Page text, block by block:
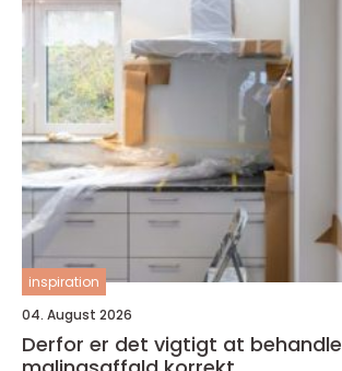
inspiration
04. August 2026
Derfor er det vigtigt at behandle